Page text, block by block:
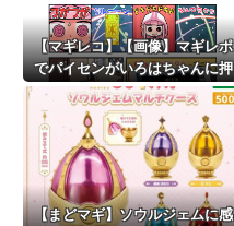
【マギレコ】【画像】マギレポ
でパイセンがいろはちゃんに押
し倒される回探してるんだけど
【まどマギ】ソウルジェムに感